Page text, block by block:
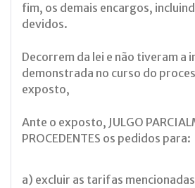
fim, os demais encargos,
devidos.
Decorrem da lei e não tiveram a
demonstrada no curso do
exposto,
Ante o exposto, JULGO
PROCEDENTES os pedidos para:
a) excluir as tarifas mencionadas